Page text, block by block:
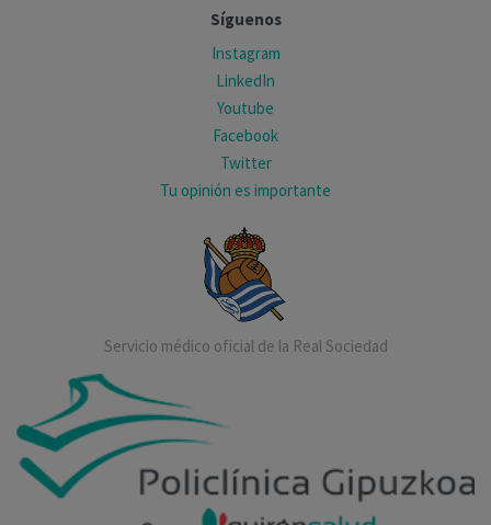
Síguenos
Instagram
LinkedIn
Youtube
Facebook
Twitter
Tu opinión es importante
Servicio médico oficial de la Real Sociedad